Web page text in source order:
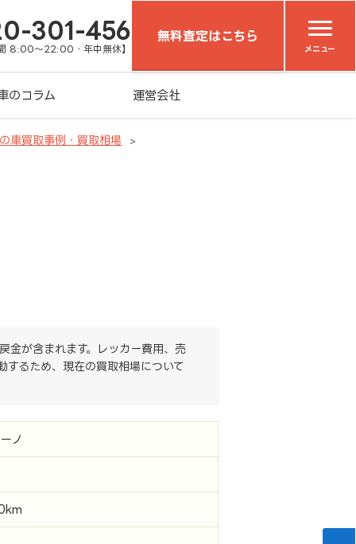
301-456
8:00～22:00・年中無休】
無料査定はこちら
メニュー
のコラム 運営会社
車買取事例・買取相場
金が含まれます。レッカー費用、売
するため、現在の買取相場について
ノ